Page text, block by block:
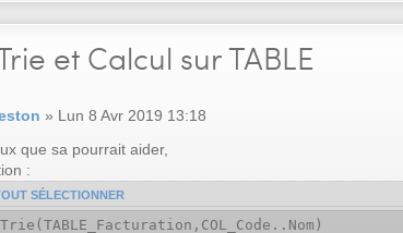
et Calcul sur TABLE
» Lun 8 Avr 2019 13:18
que sa pourrait aider,
:
SÉLECTIONNER